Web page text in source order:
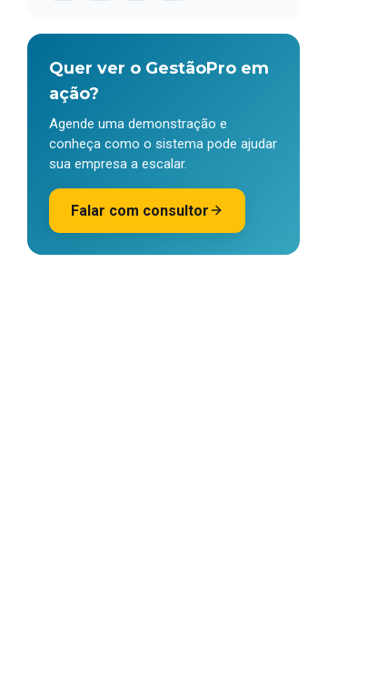
Quer ver o GestãoPro em
ação?
Agende uma demonstração e
conheça como o sistema pode ajudar
sua empresa a escalar.
Falar com consultor